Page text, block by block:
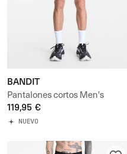
BANDIT
Pantalones cortos Men's
CoolGrid™ 2-in-1 Run Short
119,95 €
NUEVO